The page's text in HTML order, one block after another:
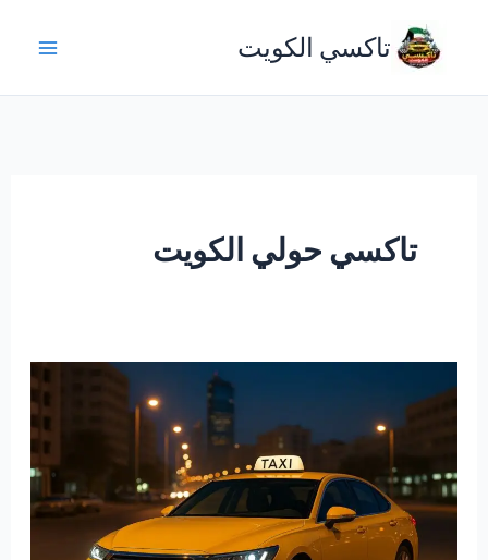
المحتوى
تاكسي الكويت
تاكسي حولي الكويت